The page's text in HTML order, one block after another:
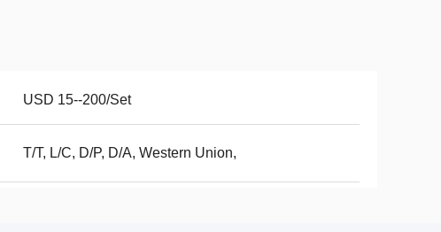
USD 15--200/Set
T/T, L/C, D/P, D/A, Western Union,